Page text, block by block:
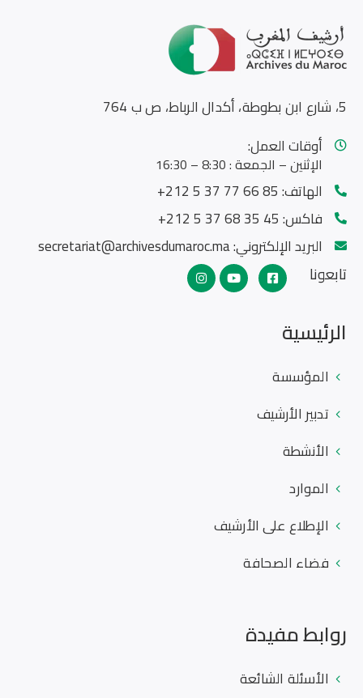
5، شارع ابن بطوطة، أكدال الرباط، ص ب 764
أوقات العمل:
الإثنين – الجمعة : 8:30 – 16:30
الهاتف:85 66 77 37 5 212+
فاكس:45 35 68 37 5 212+
البريد الإلكتروني:secretariat@archivesdumaroc.ma
تابعونا
الرئيسية
المؤسسة
تدبير الأرشيف
الأنشطة
الموارد
الإطلاع على الأرشيف
فضاء الصحافة
روابط مفيدة
الأسئلة الشائعة